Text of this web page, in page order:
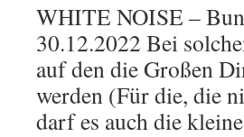
WHITE NOISE –
30.12.2022 Bei
auf den die Großen
werden (Für die, die
darf es auch die